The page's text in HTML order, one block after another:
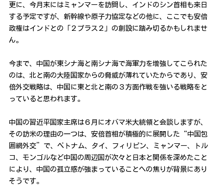
更に、今月末にはミャンマーを訪問し、インドのシン首相も来日
する予定ですが、新幹線や原子力協定などの他に、ここでも安倍
政権はインドとの「２プラス２」の創設に踏み切るかもしれませ
ん。
今まで、中国が東シナ海と南シナ海で海軍力を増強してこられた
のは、北と南の大陸国家からの脅威が薄れていたからであり、安
倍外交戦略は、中国に東と北と南の３方面作戦を強いる戦略をと
っていると思われます。
中国の習近平国家主席は６月にオバマ米大統領と会談しますが、
その訪米の理由の一つは、安倍首相が積極的に展開した“中国包
囲網外交”で、ベトナム、タイ、フィリピン、ミャンマー、トル
コ、モンゴルなど中国の周辺国が次々と日本と関係を深めたこと
により、中国の孤立感が強まっていることへの焦りが背景にあり
そうです。